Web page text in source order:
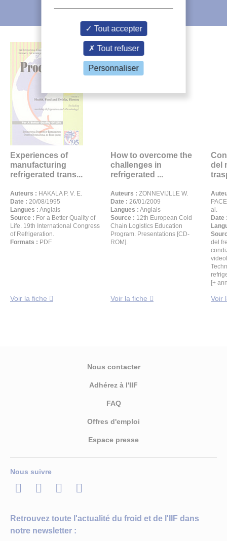
L'IIF vous recommande
Experiences of
manufacturing
refrigerated trans...
Auteurs : HAKALA P. V. E.
Date : 20/08/1995
Langues : Anglais
Source : For a Better Quality of
Life. 19th International Congress
of Refrigeration.
Formats : PDF
Voir la fiche
How to overcome the
challenges in
refrigerated ...
Auteurs : ZONNEVIJLLE W.
Date : 26/01/2009
Langues : Anglais
Source : 12th European Cold
Chain Logistics Education
Program. Presentations [CD-
ROM].
Voir la fiche
del
al.
Date
del
[+
Voir
Nous contacter
Adhérez à l'IIF
FAQ
Offres d'emploi
Espace presse
Nous suivre
LinkedInTwitterFacebook
Youtube
Retrouvez toute l'actualité du froid et de l'IIF dans
notre newsletter :
Tout accepter
Tout refuser
Personnaliser